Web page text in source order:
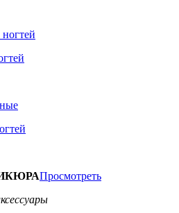
Просмотреть